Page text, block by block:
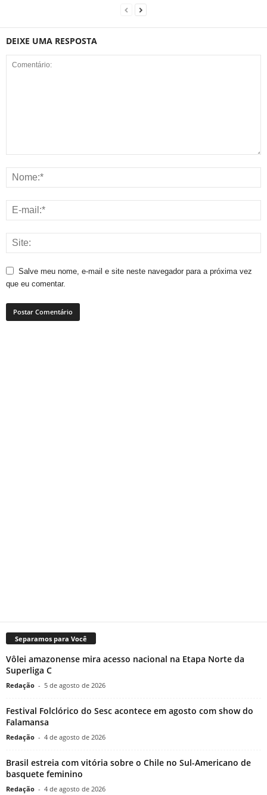
DEIXE UMA RESPOSTA
Salve meu nome, e-mail e site neste navegador para a próxima vez
que eu comentar.
Separamos para Você
Vôlei amazonense mira acesso nacional na Etapa Norte da
Superliga C
Redação - 5 de agosto de 2026
Festival Folclórico do Sesc acontece em agosto com show do
Falamansa
Redação - 4 de agosto de 2026
Brasil estreia com vitória sobre o Chile no Sul-Americano de
basquete feminino
Redação - 4 de agosto de 2026